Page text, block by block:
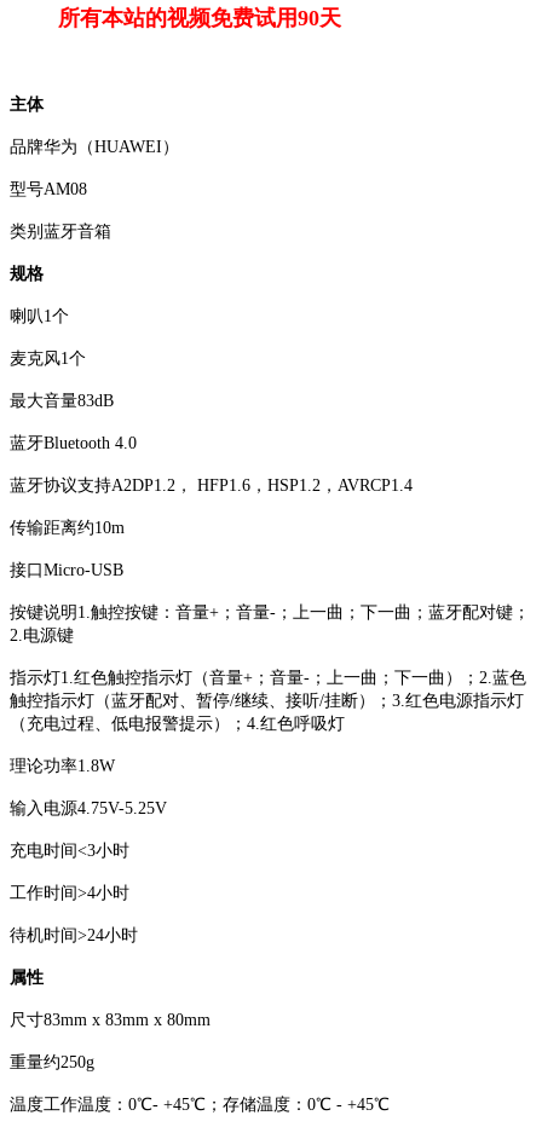
所有本站的视频免费试用90天
主体
品牌华为（HUAWEI）
型号AM08
类别蓝牙音箱
规格
喇叭1个
麦克风1个
最大音量83dB
蓝牙Bluetooth 4.0
蓝牙协议支持A2DP1.2， HFP1.6，HSP1.2，AVRCP1.4
传输距离约10m
接口Micro-USB
按键说明1.触控按键：音量+；音量-；上一曲；下一曲；蓝牙配对键；
2.电源键
指示灯1.红色触控指示灯（音量+；音量-；上一曲；下一曲）；2.蓝色
触控指示灯（蓝牙配对、暂停/继续、接听/挂断）；3.红色电源指示灯
（充电过程、低电报警提示）；4.红色呼吸灯
理论功率1.8W
输入电源4.75V-5.25V
充电时间<3小时
工作时间>4小时
待机时间>24小时
属性
尺寸83mm x 83mm x 80mm
重量约250g
温度工作温度：0℃- +45℃；存储温度：0℃ - +45℃